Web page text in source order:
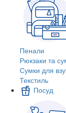
Пенали
Рюкзаки та
Сумки для
Текстиль
Посуд